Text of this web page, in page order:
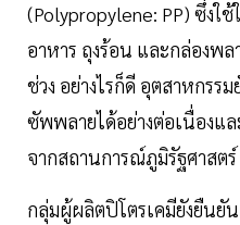
(Polypropylene: PP) ซึ่งใ
อาหาร ถุงร้อน และกล่องพล
ช่วง อย่างไรก็ดี อุตสาหกรร
ซัพพลายได้อย่างต่อเนื่องแ
จากสถานการณ์ภูมิรัฐศาสต
กลุ่มผู้ผลิตปิโตรเคมียังยืนยั